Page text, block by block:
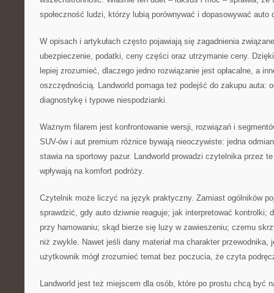
społeczność ludzi, którzy lubią porównywać i dopasowywać auto
W opisach i artykułach często pojawiają się zagadnienia
ubezpieczenie, podatki, ceny części oraz utrzymanie ceny.
lepiej zrozumieć, dlaczego jedno rozwiązanie jest opłacalne, a
oszczędnością. Landworld pomaga też podejść do zakupu auta:
diagnostykę i typowe niespodzianki.
Ważnym filarem jest konfrontowanie wersji, rozwiązań i
SUV-ów i aut premium różnice bywają nieoczywiste: jedna
stawia na sportowy pazur. Landworld prowadzi czytelnika przez
wpływają na komfort podróży.
Czytelnik może liczyć na język praktyczny. Zamiast ogólników
sprawdzić, gdy auto dziwnie reaguje; jak interpretować kontrolki;
przy hamowaniu; skąd bierze się luzy w zawieszeniu; czemu
niż zwykle. Nawet jeśli dany materiał ma charakter przewodnika,
użytkownik mógł zrozumieć temat bez poczucia, że czyta
Landworld jest też miejscem dla osób, które po prostu chcą być